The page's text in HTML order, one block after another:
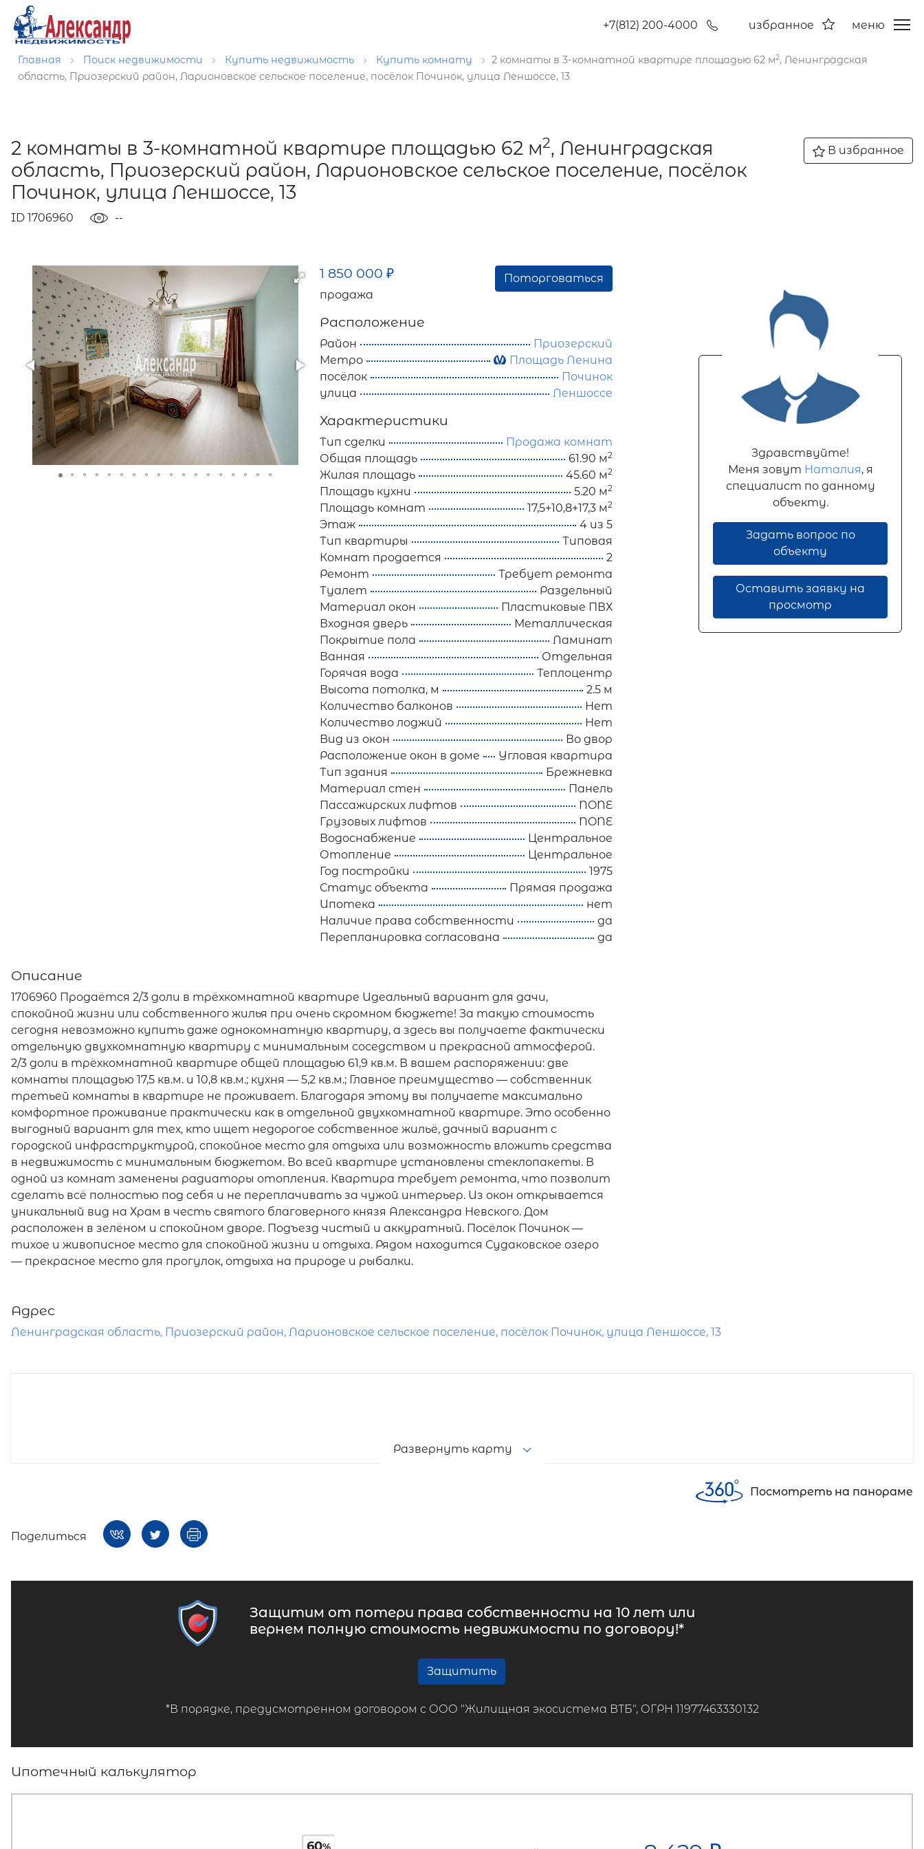
+7(812) 200-4000 избранное меню
Главная Поиск недвижимости Купить недвижимость Купить комнату 2 комнаты в 3-комнатной квартире площадью 62 м2, Ленинградская
область, Приозерский район, Ларионовское сельское поселение, посёлок Починок, улица Леншоссе, 13
2 комнаты в 3-комнатной квартире площадью 62 м2, Ленинградская
область, Приозерский район, Ларионовское сельское поселение, посёлок
Починок, улица Леншоссе, 13
ID 1706960 --
В избранное
1 850 000₽
продажа
Поторговаться
Расположение
Район
Приозерский
Метро
Площадь Ленина
посёлок
Починок
улица
Леншоссе
Характеристики
Тип сделки
Продажа комнат
Общая площадь
61.90 м2
Жилая площадь 45.60 м2
Площадь кухни 5.20 м2
Площадь комнат 17,5+10,8+17,3 м2
Этаж
4 из 5
Тип квартиры
Типовая
Комнат продается
2
Ремонт
Требует ремонта
Туалет
Раздельный
Материал окон
Пластиковые ПВХ
Входная дверь
Металлическая
Покрытие пола
Ламинат
Ванная
Отдельная
Горячая вода
Теплоцентр
Высота потолка, м
2.5 м
Количество балконов
Нет
Количество лоджий
Нет
Вид из окон
Во двор
Расположение окон в доме
Угловая квартира
Тип здания
Брежневка
Материал стен
Панель
Пассажирских лифтов
NONE
Грузовых лифтов
NONE
Водоснабжение
Центральное
Отопление
Центральное
Год постройки
1975
Статус объекта
Прямая продажа
Ипотека
нет
Наличие права собственности
да
Перепланировка согласована
да
Описание
1706960 Продаётся 2/3 доли в трёхкомнатной квартире Идеальный вариант для дачи,
спокойной жизни или собственного жилья при очень скромном бюджете! За такую стоимость
сегодня невозможно купить даже однокомнатную квартиру, а здесь вы получаете фактически
отдельную двухкомнатную квартиру с минимальным соседством и прекрасной атмосферой.
2/3 доли в трёхкомнатной квартире общей площадью 61,9 кв.м. В вашем распоряжении: две
комнаты площадью 17,5 кв.м. и 10,8 кв.м.; кухня — 5,2 кв.м.; Главное преимущество — собственник
третьей комнаты в квартире не проживает. Благодаря этому вы получаете максимально
комфортное проживание практически как в отдельной двухкомнатной квартире. Это особенно
выгодный вариант для тех, кто ищет недорогое собственное жильё, дачный вариант с
городской инфраструктурой, спокойное место для отдыха или возможность вложить средства
в недвижимость с минимальным бюджетом. Во всей квартире установлены стеклопакеты. В
одной из комнат заменены радиаторы отопления. Квартира требует ремонта, что позволит
сделать всё полностью под себя и не переплачивать за чужой интерьер. Из окон открывается
уникальный вид на Храм в честь святого благоверного князя Александра Невского. Дом
расположен в зелёном и спокойном дворе. Подъезд чистый и аккуратный. Посёлок Починок —
тихое и живописное место для спокойной жизни и отдыха. Рядом находится Судаковское озеро
— прекрасное место для прогулок, отдыха на природе и рыбалки.
Здравствуйте!
Меня зовут Наталия, я
специалист по данному
объекту.
Задать вопрос по
объекту
Оставить заявку на
просмотр
Адрес
Ленинградская область, Приозерский район, Ларионовское сельское поселение, посёлок Починок, улица Леншоссе, 13
Развернуть карту
Посмотреть на панораме
Поделиться
Защитим от потери права собственности на 10 лет или
вернем полную стоимость недвижимости по договору!*
Защитить
*В порядке, предусмотренном договором с ООО "Жилищная экосистема ВТБ", ОГРН 11977463330132
Ипотечный калькулятор